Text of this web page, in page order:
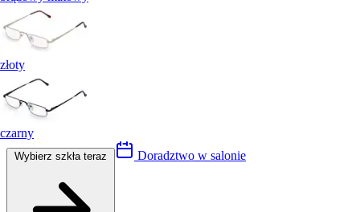
złoty
czarny
Doradztwo w salonie